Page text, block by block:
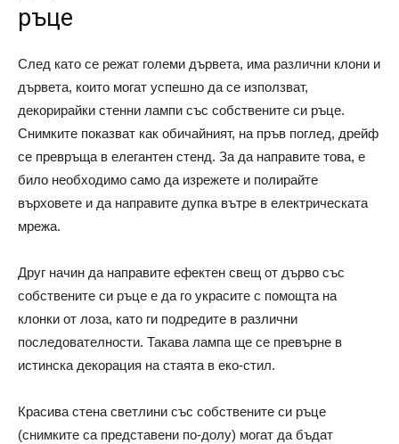
ръце
След като се режат големи дървета, има различни клони и
дървета, които могат успешно да се използват,
декорирайки стенни лампи със собствените си ръце.
Снимките показват как обичайният, на пръв поглед, дрейф
се превръща в елегантен стенд. За да направите това, е
било необходимо само да изрежете и полирайте
върховете и да направите дупка вътре в електрическата
мрежа.
Друг начин да направите ефектен свещ от дърво със
собствените си ръце е да го украсите с помощта на
клонки от лоза, като ги подредите в различни
последователности. Такава лампа ще се превърне в
истинска декорация на стаята в еко-стил.
Красива стена светлини със собствените си ръце
(снимките са представени по-долу) могат да бъдат